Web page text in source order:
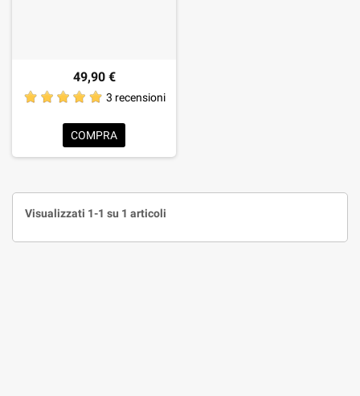
49,90 €
3 recensioni
COMPRA
Visualizzati 1-1 su 1 articoli